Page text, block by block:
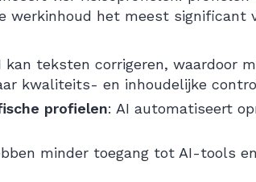
werkinhoud het meest significant
kan teksten corrigeren, waardoor
kwaliteits- en inhoudelijke
profielen: AI automatiseert
minder toegang tot AI-tools